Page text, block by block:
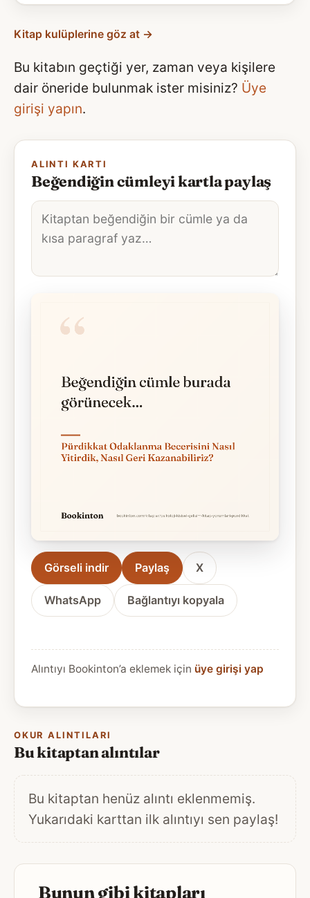
Kitap kulüplerine göz at →
Bu kitabın geçtiği yer, zaman veya kişilere
dair öneride bulunmak ister misiniz? Üye
girişi yapın.
ALINTI KARTI
Beğendiğin cümleyi kartla paylaş
Alıntı
metni
Görseli indir Paylaş X
WhatsApp Bağlantıyı kopyala
Alıntıyı Bookinton’a eklemek için üye girişi yap
OKUR ALINTILARI
Bu kitaptan alıntılar
Bu kitaptan henüz alıntı eklenmemiş.
Yukarıdaki karttan ilk alıntıyı sen paylaş!
Bunun gibi kitapları